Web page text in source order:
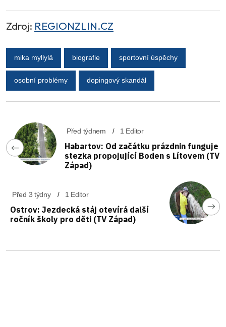
Zdroj: REGIONZLIN.CZ
mika myllylä biografie sportovní úspěchy
osobní problémy dopingový skandál
Před týdnem 1 Editor
Habartov: Od začátku prázdnin funguje
stezka propojující Boden s Lítovem (TV
Západ)
Před 3 týdny 1 Editor
Ostrov: Jezdecká stáj otevírá další
ročník školy pro děti (TV Západ)